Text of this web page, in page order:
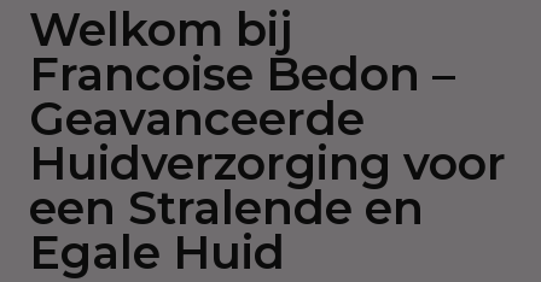
Welkom bij
Francoise Bedon –
Geavanceerde
Huidverzorging voor
een Stralende en
Egale Huid